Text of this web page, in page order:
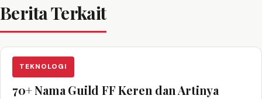
Berita Terkait
TEKNOLOGI
70+ Nama Guild FF Keren dan Artinya